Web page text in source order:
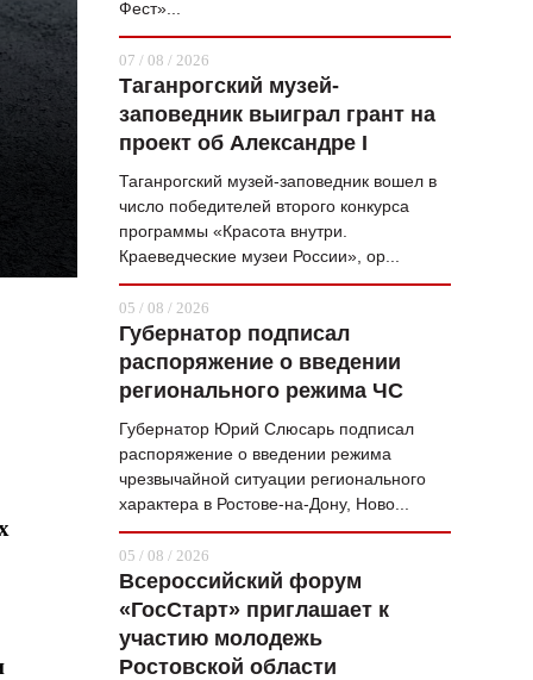
ЧЕЛОВЕК ОСОБЕННЫЙ
КУЛЬТ ЕДЫ
АФИША
ЖУРНАЛ
Фест»...
07 / 08 / 2026
Таганрогский музей-
заповедник выиграл грант на
проект об Александре I
Таганрогский музей-заповедник вошел в
число победителей второго конкурса
программы «Красота внутри.
Краеведческие музеи России», ор...
05 / 08 / 2026
Губернатор подписал
распоряжение о введении
регионального режима ЧС
Губернатор Юрий Слюсарь подписал
распоряжение о введении режима
чрезвычайной ситуации регионального
характера в Ростове-на-Дону, Ново...
05 / 08 / 2026
Всероссийский форум
«ГосСтарт» приглашает к
участию молодежь
Ростовской области